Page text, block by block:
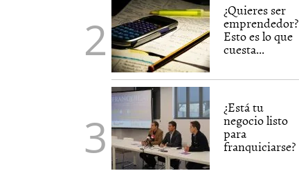
¿Quieres ser
emprendedor?
Esto es lo que
cuesta...
¿Está tu
negocio listo
para
franquiciarse?